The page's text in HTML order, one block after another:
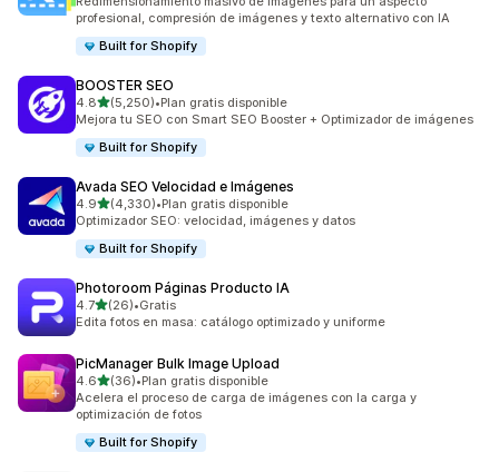
profesional, compresión de imágenes y texto alternativo con IA
Built for Shopify
BOOSTER SEO
4.8de 5 estrellas
(5,250)
5250 reseñas en total
•Plan gratis disponible
Mejora tu SEO con Smart SEO Booster + Optimizador de imágenes
Built for Shopify
Avada SEO Velocidad e Imágenes
4.9de 5 estrellas
(4,330)
4330 reseñas en total
•Plan gratis disponible
Optimizador SEO: velocidad, imágenes y datos
Built for Shopify
Photoroom Páginas Producto IA
4.7de 5 estrellas
(26)
26 reseñas en total
•Gratis
Edita fotos en masa: catálogo optimizado y uniforme
PicManager Bulk Image Upload
4.6de 5 estrellas
(36)
36 reseñas en total
•Plan gratis disponible
Acelera el proceso de carga de imágenes con la carga y
optimización de fotos
Built for Shopify